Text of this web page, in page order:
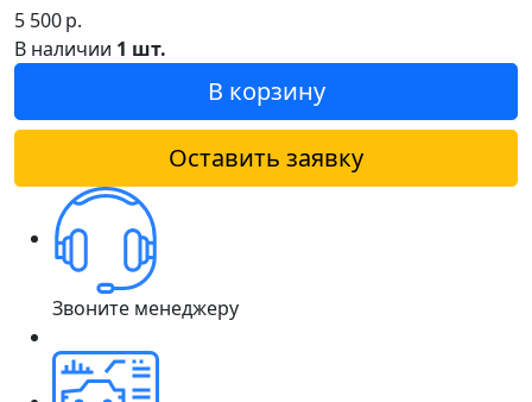
5 500р.
В наличии 1 шт.
В корзину
Оставить заявку
Звоните менеджеру